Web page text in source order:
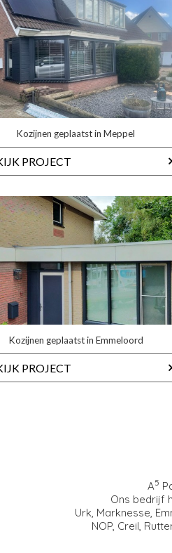
Kozijnen geplaatst in Meppel
PROJECT
Kozijnen geplaatst in Emmeloord
PROJECT
A5
Ons bedrijf
Urk, Marknesse,
NOP, Creil,